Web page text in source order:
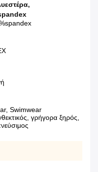
,
Swimwear
γρήγορα ξηρός,